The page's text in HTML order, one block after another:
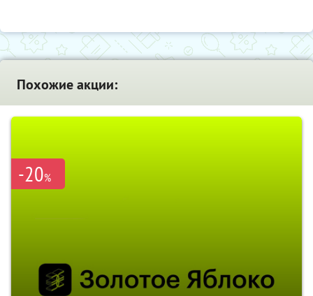
Похожие акции:
-20%